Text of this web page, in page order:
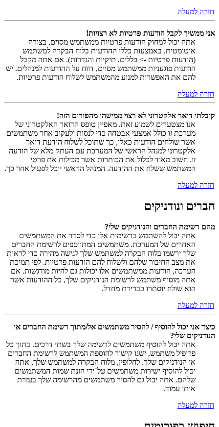
חזרה למעלה
אני ממשיך לקבל הודעות פרטיות לא רצויות!
אתה יכול למחוק הודעות פרטיות ממשתמש מסוים, בצורה
אוטומטית, באמצעות כללי ההודעות בלוח הבקרה למשתמש
(הודעות פרטיות -> כללים, תיקיות והגדרות). אם אתה מקבל
הודעות פוגעניות ממשתמש מסוים, דווח על ההודעות למנהלים. יש
להם את האפשרות למנוע מהמשתמש לשלוח הודעות פרטיות.
חזרה למעלה
קיבלתי דואר אלקטרוני לא רצוי ממישהו מהפורום הזה!
אנו מצטערים לשמוע זאת. מאפיין טופס הדואר האלקטרוני של
מערכת זו כולל אמצעי אבטחה כדי לנסות ולעקוב אחר משתמשים
אשר שולחים הודעות כאלו, כך שתוכל לשלוח הודעת דואר
אלקטרוני למנהל הראשי של המערכת עם העתק מלא של הודעה
זו. חשוב מאוד לכלול את הכותרות אשר מכילות את פרטי
המשתמש ששלח את ההודעה. המנהל הראשי יוכל לפעול אחר כך.
חזרה למעלה
חברים ונודניקים
מהם רשימת החברים והנודניקים שלי?
אתה יכול להשתמש ברשימות אלו כדי לסדר את המשתמשים
האחרים של המערכת. משתמשים המתווספים לרשימת החברים
שלך ירשמו בלוח הבקרה למשתמש שלך לגישה מהירה כדי לראות
את מצב החיבור שלהם ולשלוח להם הודעות פרטיות. לפי תמיכת
הערכה, הודעות ממשתמשים אלו יכולות גם להיות מודגשות. אם
אתה מוסיף משתמש לרשימת הנודניקים שלך, כל ההודעות אשר
הוא שולח יוסתרו כברירת מחדל.
חזרה למעלה
כיצד אני יכול להוסיף / להסיר משתמשים אל/מתוך רשימת החברים או
הנודניקים שלי?
אתה יכול להוסיף משתמשים לרשימה שלך בשתי דרכים. בתוך כל
פרופיל משתמש, ישנו קישור להוספת המשתמש לרשימת החברים
או הנודניקים שלך. לחלופין, מלוח הבקרה למשתמש שלך, אתה
יכול להוסיף ישירות משתמשים על־ידי הזנת שמות המשתמשים
שלהם. אתה יכול גם להסיר משתמשים מהרשימה שלך בעזרת
אותו עמוד.
חזרה למעלה